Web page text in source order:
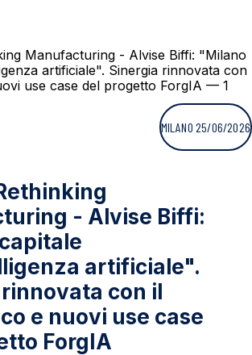
MILANO 25/06/2026
- Alvise Biffi:
artificiale".
con il
e nuovi use case
ForgIA